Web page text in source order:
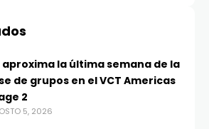
aproxima la última semana de la
de grupos en el VCT Americas
2
5, 2026